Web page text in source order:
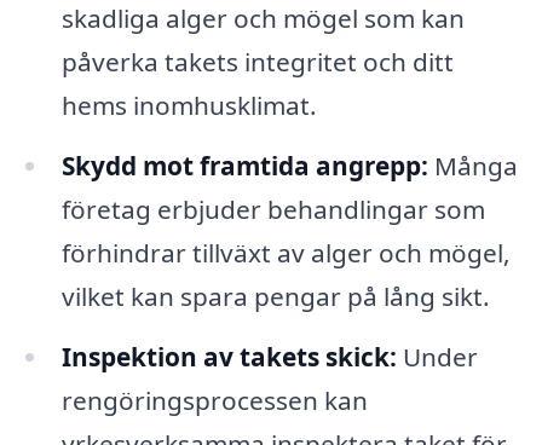
skadliga alger och mögel som kan
påverka takets integritet och ditt
hems inomhusklimat.
Skydd mot framtida angrepp: Många
företag erbjuder behandlingar som
förhindrar tillväxt av alger och mögel,
vilket kan spara pengar på lång sikt.
Inspektion av takets skick: Under
rengöringsprocessen kan